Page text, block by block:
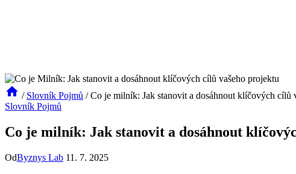
/ Slovník Pojmů / Co je milník: Jak stanovit a dosáhnout klíčových cílů
Slovník Pojmů
Co je milník: Jak stanovit a dosáhnout
OdByznys Lab 11. 7. 2025